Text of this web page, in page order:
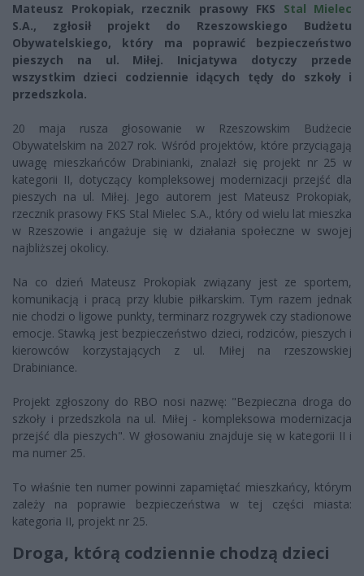
Mateusz Prokopiak, rzecznik prasowy FKS Stal Mielec
S.A., zgłosił projekt do Rzeszowskiego Budżetu
Obywatelskiego, który ma poprawić bezpieczeństwo
pieszych na ul. Miłej. Inicjatywa dotyczy przede
wszystkim dzieci codziennie idących tędy do szkoły i
przedszkola.
20 maja rusza głosowanie w Rzeszowskim Budżecie
Obywatelskim na 2027 rok. Wśród projektów, które przyciągają
uwagę mieszkańców Drabinianki, znalazł się projekt nr 25 w
kategorii II, dotyczący kompleksowej modernizacji przejść dla
pieszych na ul. Miłej. Jego autorem jest Mateusz Prokopiak,
rzecznik prasowy FKS Stal Mielec S.A., który od wielu lat mieszka
w Rzeszowie i angażuje się w działania społeczne w swojej
najbliższej okolicy.
Na co dzień Mateusz Prokopiak związany jest ze sportem,
komunikacją i pracą przy klubie piłkarskim. Tym razem jednak
nie chodzi o ligowe punkty, terminarz rozgrywek czy stadionowe
emocje. Stawką jest bezpieczeństwo dzieci, rodziców, pieszych i
kierowców korzystających z ul. Miłej na rzeszowskiej
Drabiniance.
Projekt zgłoszony do RBO nosi nazwę: "Bezpieczna droga do
szkoły i przedszkola na ul. Miłej - kompleksowa modernizacja
przejść dla pieszych". W głosowaniu znajduje się w kategorii II i
ma numer 25.
To właśnie ten numer powinni zapamiętać mieszkańcy, którym
zależy na poprawie bezpieczeństwa w tej części miasta:
kategoria II, projekt nr 25.
Droga, którą codziennie chodzą dzieci